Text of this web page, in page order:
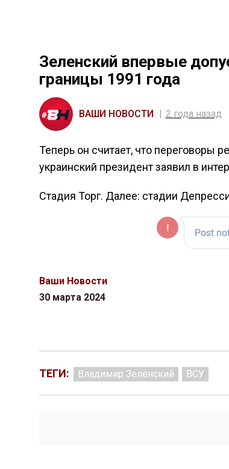
Зеленский впервые
границы 1991 года
ВАШИ НОВОСТИ 2 года назад
Теперь он считает, что переговоры
украинский президент заявил в
Стадия Торг. Далее: стадии
Ваши Новости
30 марта 2024
ТЕГИ: Владимир Зеленский ВСУ